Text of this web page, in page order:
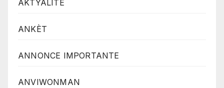
AKTYALITE
ANKÈT
ANNONCE IMPORTANTE
ANVIWONMAN